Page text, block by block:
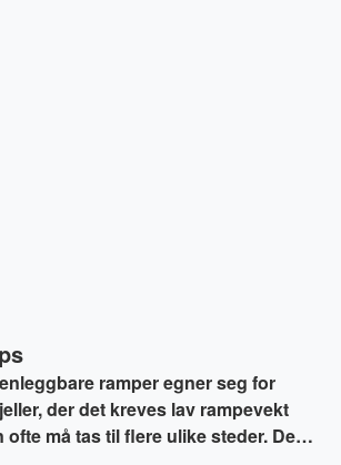
ramper egner seg for
der det kreves lav rampevekt
må tas til flere ulike steder. De